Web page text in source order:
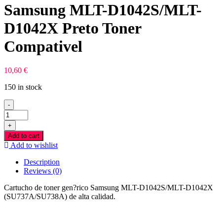
Samsung MLT-D1042S/MLT-
D1042X Preto Toner
Compativel
10,60 €
150 in stock
-
Samsung
MLT-
D1042S/MLT-
D1042X
Preto
Compativel
quantity
+
Add to cart
Add to wishlist
Description
Reviews (0)
Cartucho de toner gen?rico Samsung MLT-D1042S/MLT-D1042X
(SU737A/SU738A) de alta calidad.